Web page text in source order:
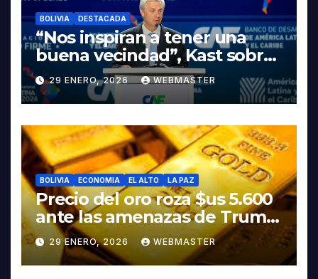
BOLIVIA DESTACADA
“Nos inspiran a tener una
buena vecindad”, Kast sobre
discurso del presidente
Rodrigo Paz
29 ENERO, 2026 WEBMASTER
BOLIVIA ECONOMIA EL ALTO LA PAZ
Precio del oro roza $us 5.600
ante las amenazas de Trump
contra Irán
29 ENERO, 2026 WEBMASTER